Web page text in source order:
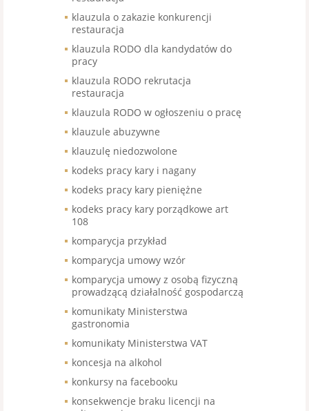
klauzula o zakazie konkurencji
restauracja
klauzula RODO dla kandydatów do
pracy
klauzula RODO rekrutacja
restauracja
klauzula RODO w ogłoszeniu o pracę
klauzule abuzywne
klauzulę niedozwolone
kodeks pracy kary i nagany
kodeks pracy kary pieniężne
kodeks pracy kary porządkowe art
108
komparycja przykład
komparycja umowy wzór
komparycja umowy z osobą fizyczną
prowadzącą działalność gospodarczą
komunikaty Ministerstwa
gastronomia
komunikaty Ministerstwa VAT
koncesja na alkohol
konkursy na facebooku
konsekwencje braku licencji na